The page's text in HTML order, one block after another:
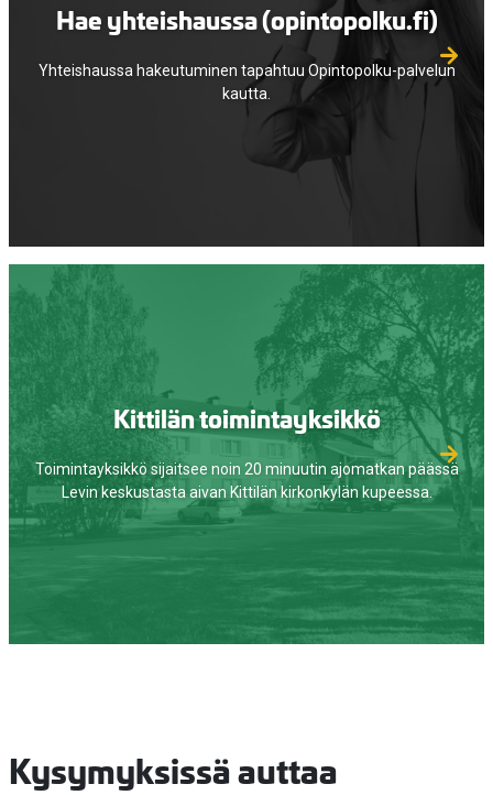
Hae yhteishaussa (opintopolku.fi)
Yhteishaussa hakeutuminen tapahtuu Opintopolku-palvelun
kautta.
Kittilän toimintayksikkö
Toimintayksikkö sijaitsee noin 20 minuutin ajomatkan päässä
Levin keskustasta aivan Kittilän kirkonkylän kupeessa.
Kysymyksissä auttaa